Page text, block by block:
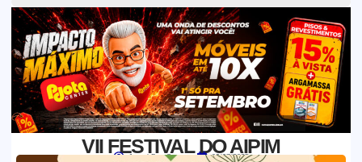
VII FESTIVAL DO AIPIM
Jornal Boa Semente 02/07/2025